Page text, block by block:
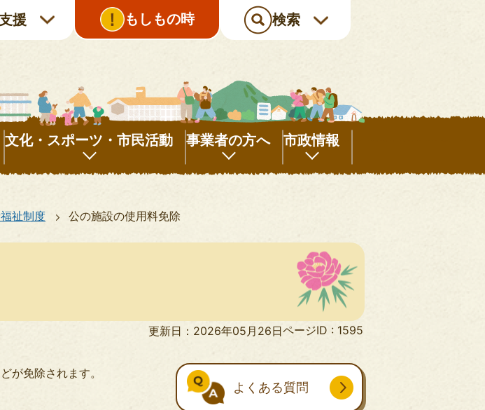
援 もしもの時 検索
文化・スポーツ・市民活動
文
事業者の方へ
事
市政情報
市
祉制度 公の施設の使用料免除
更新日：2026年05月26日ページID : 1595
が免除されます。
よくある質問